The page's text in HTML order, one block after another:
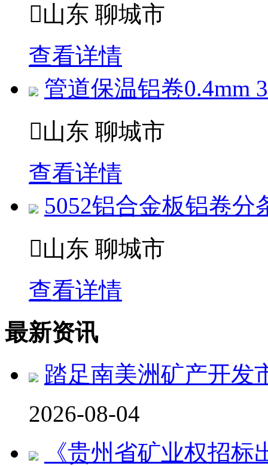
山东 聊城市
查看详情
管道保温铝卷0.4mm
山东 聊城市
查看详情
5052铝合金板铝卷分
山东 聊城市
查看详情
最新资讯
踏足南美洲矿产开发
2026-08-04
《贵州省矿业权招标